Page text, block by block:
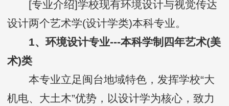
[专业介绍]学校现有环境设计与视觉传达
设计两个艺术学(设计学类)本科专业。
1、环境设计专业---本科学制四年艺术(美
术)类
本专业立足闽台地域特色，发挥学校“大
机电、大土木”优势，以设计学为核心，致力